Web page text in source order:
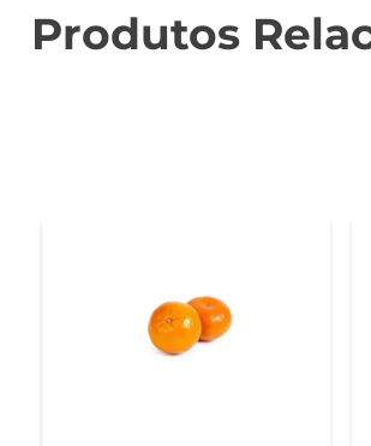
O melão doce redinha pode ser
prato leve e refrescante. Outra
Produtos